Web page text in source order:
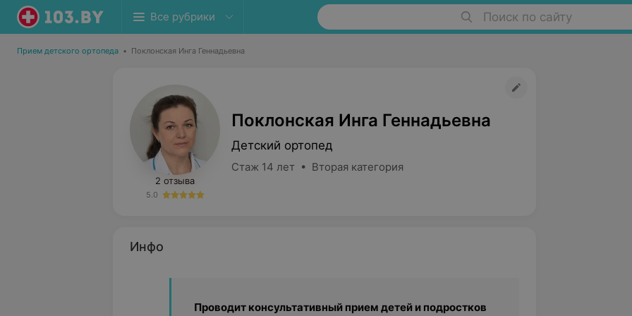
Все рубрики Поиск по сайту
Прием детского ортопеда • Поклонская Инга Геннадьевна
2 отзыва
5.0
Поклонская Инга Геннадьевна
Детский ортопед
Стаж 14 лет • Вторая категория
Инфо
Проводит консультативный прием детей и подростков